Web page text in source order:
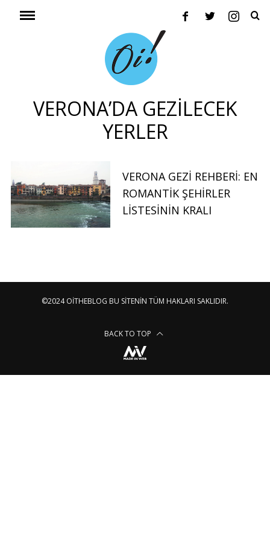
VERONA’DA GEZILECEK
YERLER
VERONA GEZI REHBERI: EN
ROMANTIK ŞEHIRLER
LISTESININ KRALI
©2024 OITHEBLOG BU SITENIN TÜM HAKLARI SAKLIDIR.
BACK TO TOP